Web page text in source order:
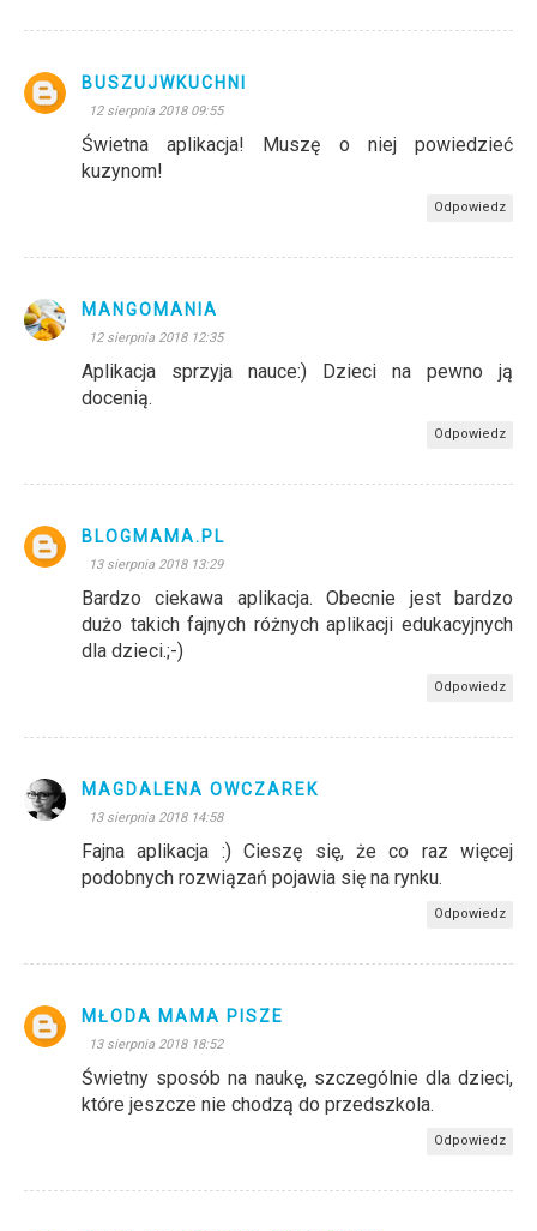
BUSZUJWKUCHNI
12 sierpnia 2018 09:55
Świetna aplikacja! Muszę o niej powiedzieć
kuzynom!
Odpowiedz
MANGOMANIA
12 sierpnia 2018 12:35
Aplikacja sprzyja nauce:) Dzieci na pewno ją
docenią.
Odpowiedz
BLOGMAMA.PL
13 sierpnia 2018 13:29
Bardzo ciekawa aplikacja. Obecnie jest bardzo
dużo takich fajnych różnych aplikacji edukacyjnych
dla dzieci.;-)
Odpowiedz
MAGDALENA OWCZAREK
13 sierpnia 2018 14:58
Fajna aplikacja :) Cieszę się, że co raz więcej
podobnych rozwiązań pojawia się na rynku.
Odpowiedz
MŁODA MAMA PISZE
13 sierpnia 2018 18:52
Świetny sposób na naukę, szczególnie dla dzieci,
które jeszcze nie chodzą do przedszkola.
Odpowiedz